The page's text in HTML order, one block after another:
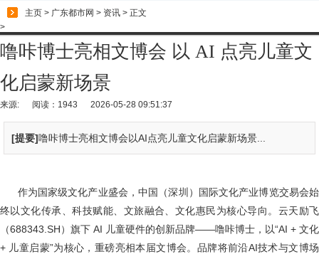
主页 > 广东都市网 > 资讯 > 正文
>
噜咔博士亮相文博会 以 AI 点亮儿童文
化启蒙新场景
来源: 阅读：1943 2026-05-28 09:51:37
[提要]噜咔博士亮相文博会以AI点亮儿童文化启蒙新场景...
作为国家级文化产业盛会，中国（深圳）国际文化产业博览交易会始
终以文化传承、科技赋能、文旅融合、文化惠民为核心导向。云天励飞
（688343.SH）旗下 AI 儿童硬件的创新品牌——噜咔博士，以“AI + 文化
+ 儿童启蒙”为核心，重磅亮相本届文博会。品牌将前沿AI技术与文博场